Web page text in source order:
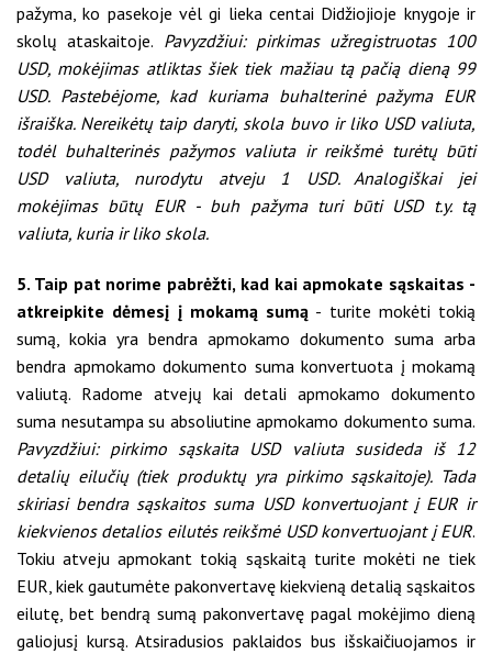
pažyma, ko pasekoje vėl gi lieka centai Didžiojioje knygoje ir
skolų ataskaitoje. Pavyzdžiui: pirkimas užregistruotas 100
USD, mokėjimas atliktas šiek tiek mažiau tą pačią dieną 99
USD. Pastebėjome, kad kuriama buhalterinė pažyma EUR
išraiška. Nereikėtų taip daryti, skola buvo ir liko USD valiuta,
todėl buhalterinės pažymos valiuta ir reikšmė turėtų būti
USD valiuta, nurodytu atveju 1 USD. Analogiškai jei
mokėjimas būtų EUR - buh pažyma turi būti USD t.y. tą
valiuta, kuria ir liko skola.
5. Taip pat norime pabrėžti, kad kai apmokate sąskaitas -
atkreipkite dėmesį į mokamą sumą - turite mokėti tokią
sumą, kokia yra bendra apmokamo dokumento suma arba
bendra apmokamo dokumento suma konvertuota į mokamą
valiutą. Radome atvejų kai detali apmokamo dokumento
suma nesutampa su absoliutine apmokamo dokumento suma.
Pavyzdžiui: pirkimo sąskaita USD valiuta susideda iš 12
detalių eilučių (tiek produktų yra pirkimo sąskaitoje). Tada
skiriasi bendra sąskaitos suma USD konvertuojant į EUR ir
kiekvienos detalios eilutės reikšmė USD konvertuojant į EUR.
Tokiu atveju apmokant tokią sąskaitą turite mokėti ne tiek
EUR, kiek gautumėte pakonvertavę kiekvieną detalią sąskaitos
eilutę, bet bendrą sumą pakonvertavę pagal mokėjimo dieną
galiojusį kursą. Atsiradusios paklaidos bus išskaičiuojamos ir